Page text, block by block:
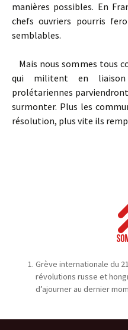
manières possibles. En
chefs ouvriers pourris
semblables.
Mais nous sommes tous
qui militent en
prolétariennes
surmonter. Plus les
résolution, plus vite ils
Grève internationale du
révolutions russe et
d’ajourner au dernier